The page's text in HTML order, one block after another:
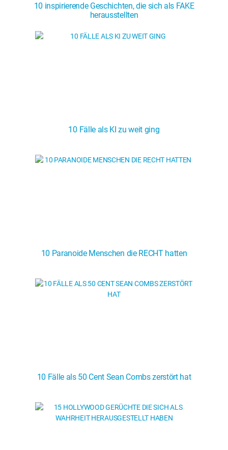
10 inspirierende Geschichten, die sich als FAKE
herausstellten
10 Fälle als KI zu weit ging
10 Paranoide Menschen die RECHT hatten
10 Fälle als 50 Cent Sean Combs zerstört hat